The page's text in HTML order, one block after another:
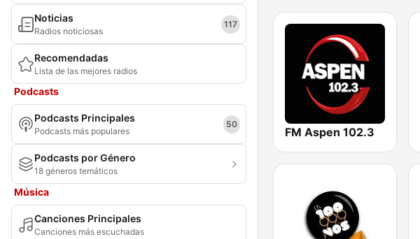
Noticias
Radios noticiosas
117
Recomendadas
Lista de las mejores radios
Podcasts
Podcasts Principales
Podcasts más populares
50
Podcasts por Género
18 géneros temáticos
Música
Canciones Principales
Canciones más escuchadas
FM Aspen 102.3